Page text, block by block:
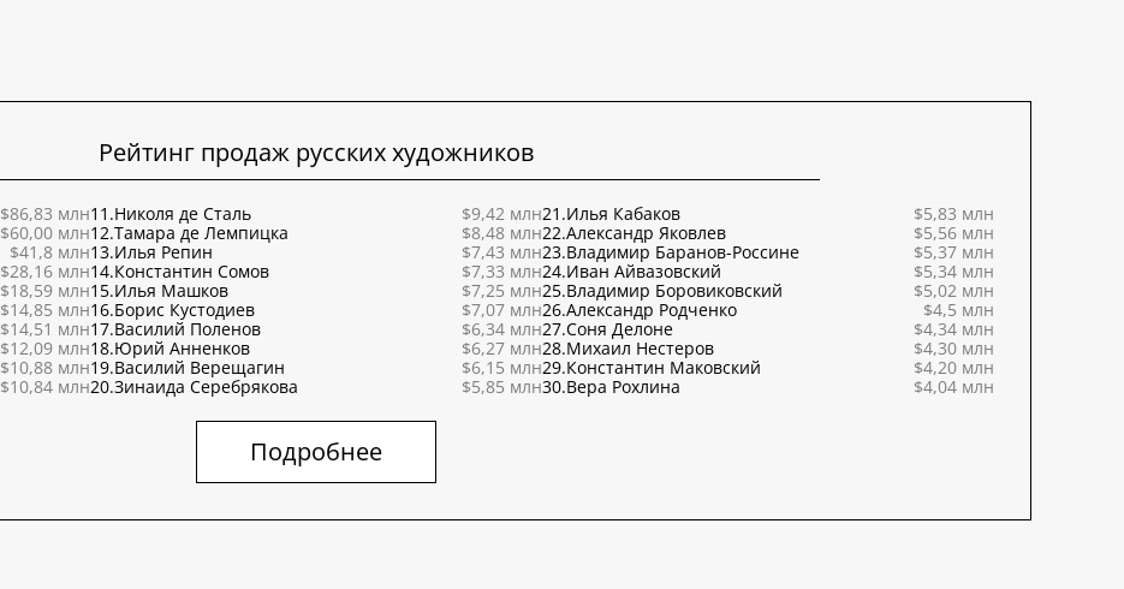
Рейтинг продаж русских художников
$86,83 млн
$60,00 млн
$41,8 млн
$28,16 млн
$18,59 млн
$14,85 млн
$14,51 млн
$12,09 млн
$10,88 млн
$10,84 млн
11.Николя де Сталь
$9,42 млн
12.Тамара де Лемпицка
$8,48 млн
13.Илья Репин
$7,43 млн
14.Константин Сомов
$7,33 млн
15.Илья Машков
$7,25 млн
16.Борис Кустодиев
$7,07 млн
17.Василий Поленов
$6,34 млн
18.Юрий Анненков
$6,27 млн
19.Василий Верещагин
$6,15 млн
20.Зинаида Серебрякова $5,85 млн
21.Илья Кабаков
$5,83 млн
22.Александр Яковлев
$5,56 млн
23.Владимир Баранов-Россине
$5,37 млн
24.Иван Айвазовский
$5,34 млн
25.Владимир Боровиковский
$5,02 млн
26.Александр Родченко
$4,5 млн
27.Соня Делоне
$4,34 млн
28.Михаил Нестеров
$4,30 млн
29.Константин Маковский
$4,20 млн
30.Вера Рохлина $4,04 млн
Подробнее